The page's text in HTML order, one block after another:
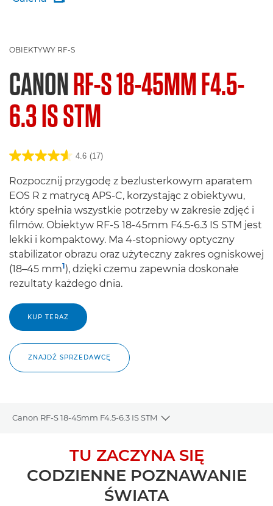
OBIEKTYWY RF-S
CANONRF-S 18-45MM F4.5-
6.3 IS STM
4.6 (17)
Rozpocznij przygodę z bezlusterkowym aparatem
EOS R z matrycą APS-C, korzystając z obiektywu,
który spełnia wszystkie potrzeby w zakresie zdjęć i
filmów. Obiektyw RF-S 18-45mm F4.5-6.3 IS STM jest
lekki i kompaktowy. Ma 4-stopniowy optyczny
stabilizator obrazu oraz użyteczny zakres ogniskowej
(18–45 mm1), dzięki czemu zapewnia doskonałe
rezultaty każdego dnia.
KUP TERAZ
ZNAJDŹ SPRZEDAWCĘ
Canon RF-S 18-45mm F4.5-6.3 IS STM
Toggle breadcrumbs
Wprowadzenie
Dane techniczne
TU ZACZYNA SIĘ
CODZIENNE POZNAWANIE
ŚWIATA